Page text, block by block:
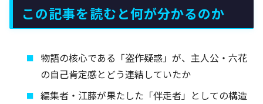
この記事を読むと何が分かるのか
物語の核心である「盗作疑惑」が、主人公・六花
の自己肯定感とどう連結していたか
編集者・江藤が果たした「伴走者」としての構造